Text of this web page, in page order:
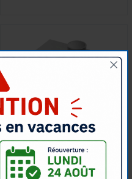
ASSISTANCE D'AIR
INTELLIGENTE